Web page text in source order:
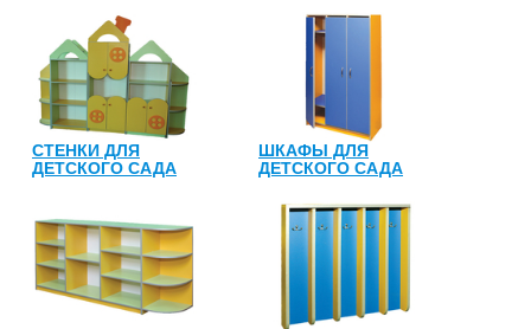
СТЕНКИ ДЛЯ
ДЕТСКОГО САДА
ШКАФЫ ДЛЯ
ДЕТСКОГО САДА